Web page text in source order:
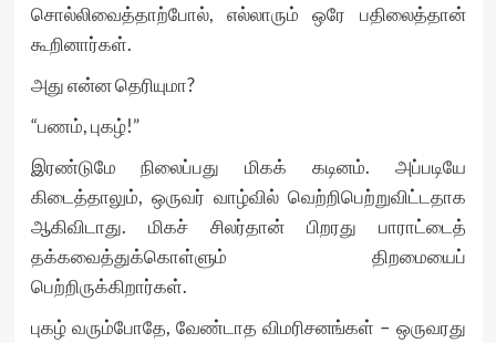
சொல்லிவைத்தாற்போல், எல்லாரும் ஒரே பதிலைத்தான்
கூறினார்கள்.
அது என்ன தெரியுமா?
“பணம், புகழ்!”
இரண்டுமே நிலைப்பது மிகக் கடினம். அப்படியே
கிடைத்தாலும், ஒருவர் வாழ்வில் வெற்றிபெற்றுவிட்டதாக
ஆகிவிடாது. மிகச் சிலர்தான் பிறரது பாராட்டைத்
தக்கவைத்துக்கொள்ளும் திறமையைப்
பெற்றிருக்கிறார்கள்.
புகழ் வரும்போதே, வேண்டாத விமரிசனங்கள் – ஒருவரது